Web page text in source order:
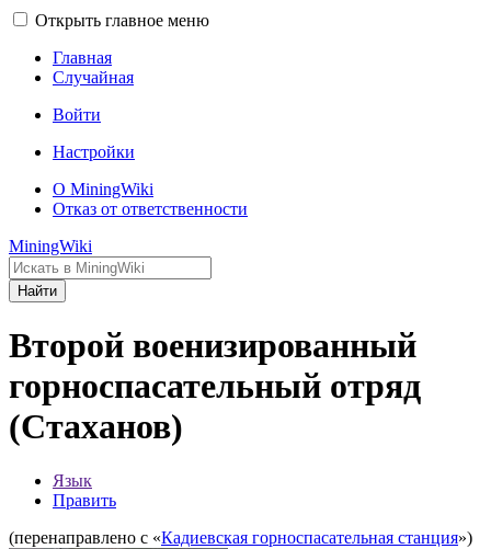
Открыть главное меню
Главная
Случайная
Войти
Настройки
О MiningWiki
Отказ от ответственности
MiningWiki
Найти
Второй военизированный
горноспасательный отряд
(Стаханов)
Язык
Править
(перенаправлено с «Кадиевская горноспасательная станция»)